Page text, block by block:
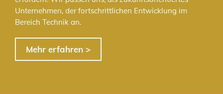
Unternehmen, der fortschrittlichen Entwicklung im
Bereich Technik an.
Mehr erfahren >